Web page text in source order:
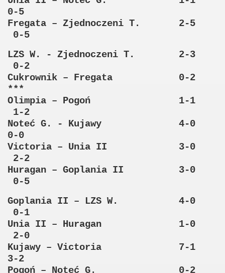
0-5
Fregata – Zjednoczeni T. 2-5
0-5
LZS W. - Zjednoczeni T. 2-3
0-2
Cukrownik – Fregata 0-2
***
Olimpia – Pogoń 1-1
1-2
Noteć G. - Kujawy 4-0
0-0
Victoria – Unia II 3-0
2-2
Huragan – Goplania II 3-0
0-5
Goplania II – LZS W. 4-0
0-1
Unia II – Huragan 1-0
2-0
Kujawy – Victoria 7-1
3-2
Pogoń – Noteć G. 0-2